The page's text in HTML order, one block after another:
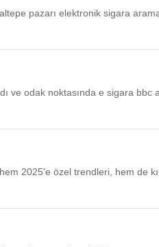
pazarı elektronik sigara
ve odak noktasında e sigara bbc
2025'e özel trendleri, hem de